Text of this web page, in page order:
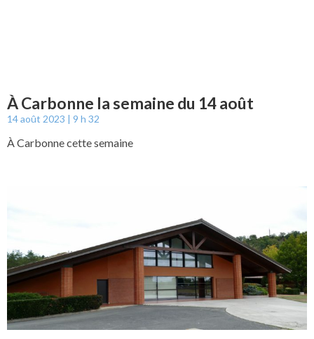
À Carbonne la semaine du 14 août
14 août 2023 9 h 32
À Carbonne cette semaine